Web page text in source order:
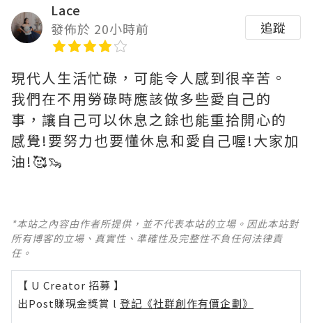
Lace
發佈於 20小時前
追蹤
現代人生活忙碌，可能令人感到很辛苦。
我們在不用勞碌時應該做多些愛自己的
事，讓自己可以休息之餘也能重拾開心的
感覺!要努力也要懂休息和愛自己喔!大家加
油!🥰🦦
*本站之內容由作者所提供，並不代表本站的立場。因此本站對
所有博客的立場、真實性、準確性及完整性不負任何法律責
任。
【 U Creator 招募 】
出Post賺現金獎賞 l 登記《社群創作有價企劃》